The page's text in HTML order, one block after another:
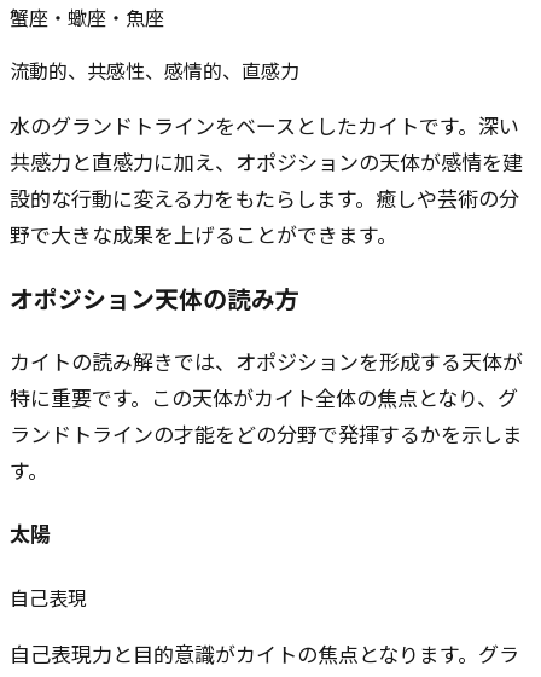
蟹座・蠍座・魚座
流動的、共感性、感情的、直感力
水のグランドトラインをベースとしたカイトです。深い
共感力と直感力に加え、オポジションの天体が感情を建
設的な行動に変える力をもたらします。癒しや芸術の分
野で大きな成果を上げることができます。
オポジション天体の読み方
カイトの読み解きでは、オポジションを形成する天体が
特に重要です。この天体がカイト全体の焦点となり、グ
ランドトラインの才能をどの分野で発揮するかを示しま
す。
太陽
自己表現
自己表現力と目的意識がカイトの焦点となります。グラ